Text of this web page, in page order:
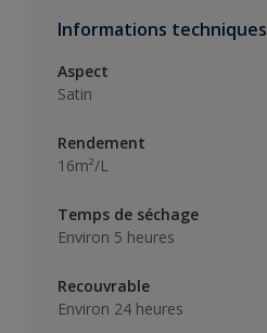
Informations techniques
Aspect
Satin
Rendement
16m²/L
Temps de séchage
Environ 5 heures
Recouvrable
Environ 24 heures